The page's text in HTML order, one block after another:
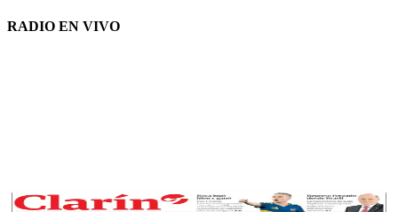
RADIO EN VIVO